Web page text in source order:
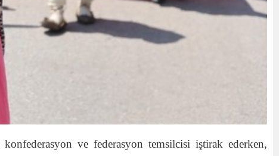
ve federasyon temsilcisi iştirak ederken,